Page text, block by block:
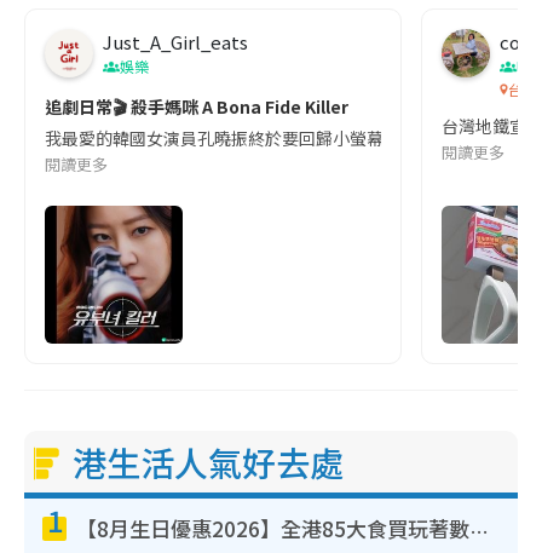
Just_A_Girl_eats
娛樂
追劇日常🎬 殺手媽咪 A Bona Fide Killer
我最愛的韓國女演員孔曉振終於要回歸小螢幕啦!這次的劇本改編
閱讀更多
co
吹
台灣
台灣地鐵宣
閱讀更多
港生活人氣好去處
1 【8月生日優惠2026】全港85大食買玩著數攻略 自助餐/火鍋放題同行免費＋誠品/DONKI送現金券